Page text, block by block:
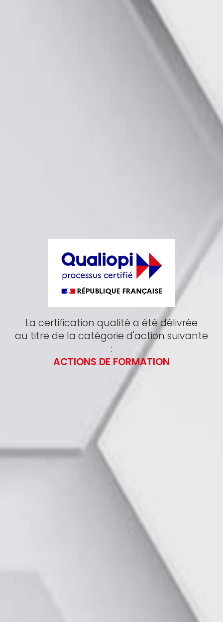
La certification qualité a été délivrée
au titre de la catégorie d'action suivante
:
ACTIONS DE FORMATION